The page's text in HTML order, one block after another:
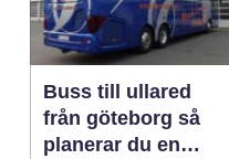
Buss till ullared
från göteborg så
planerar du en